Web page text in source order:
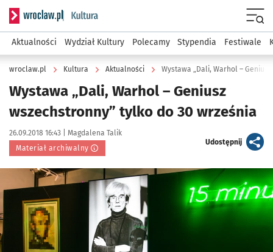
Serwis informacyjny wroclaw.pl podserwis: Kultura
Aktualności Wydział Kultury Polecamy Stypendia Festiwale
wroclaw.pl Kultura Aktualności Wystawa „Dali, Warhol –
Wystawa „Dali, Warhol – Geniusz
wszechstronny” tylko do 30 września
Data publikacji:
26.09.2018 16:43 | Autor:
Magdalena Talik
Materiał archiwalny
Udostępnijartykuł
Kliknij, aby powiększyć